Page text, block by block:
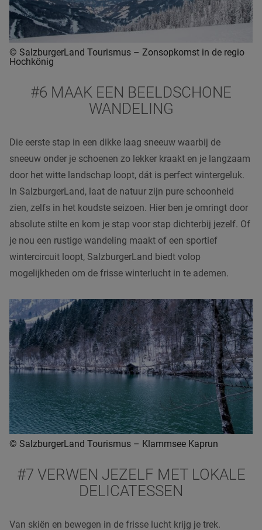
© SalzburgerLand Tourismus – Zonsopkomst in de regio
Hochkönig
#6 MAAK EEN BEELDSCHONE
WANDELING
Die eerste stap in een dikke laag sneeuw waarbij de
sneeuw onder je schoenen zo lekker kraakt en je langzaam
door het witte landschap loopt, dát is perfect wintergeluk.
In SalzburgerLand, laat de natuur zijn pure schoonheid
zien, zelfs in het koudste seizoen. Hier ben je omringt door
absolute stilte en kom je stap voor stap dichterbij jezelf. Of
je nou een rustige wandeling maakt of een sportief
wintercircuit loopt, SalzburgerLand biedt volop
mogelijkheden om de frisse winterlucht in te ademen.
© SalzburgerLand Tourismus – Klammsee Kaprun
#7 VERWEN JEZELF MET LOKALE
DELICATESSEN
Van skiën en bewegen in de frisse lucht krijg je trek.